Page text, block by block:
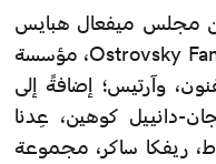
مجلس ميفعال هبايس
للثقافة والفنون، Ostrovsky Family Fund (OFF)، مؤسسة
وآرتيس؛ إضافةً إلى
دانييل كوهين، عِدنا
ريفكا ساكر، مجموعة